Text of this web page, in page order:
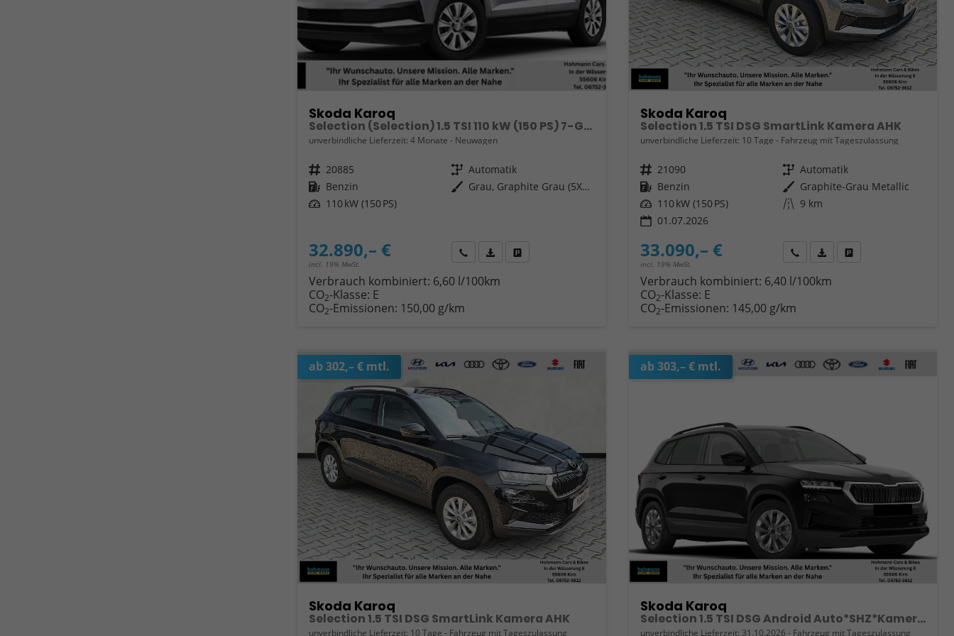
Skoda Karoq
Selection (Selection) 1.5 TSI 110 kW (150 PS) 7-Gang DSG
unverbindliche Lieferzeit:4 Monate Neuwagen
Fahrzeugnr. 20885 Getriebe Automatik
Kraftstoff Benzin Außenfarbe
Grau, Graphite Grau (5X5X)
Leistung 110 kW (150 PS)
32.890,– €
incl. 19% MwSt.
Wir rufen Sie anFahrzeugexposé (PDF)
Verbrauch kombiniert: 6,60 l/100km
CO2-Klasse: E
CO2-Emissionen: 150,00 g/km
Skoda Karoq
Selection 1.5 TSI DSG SmartLink Kamera AHK
unverbindliche Lieferzeit: 10 Tage Fahrzeug mit Tageszulassung
Fahrzeugnr. 21090 Getriebe Automatik
Kraftstoff Benzin Außenfarbe Graphite-Grau Metallic
Leistung 110 kW (150 PS) Kilometerstand 9 km
01.07.2026
33.090,– €
incl. 19% MwSt.
Wir rufen Sie an
Fahrzeugexposé (PDF)
Fahrzeug parken
Verbrauch kombiniert: 6,40 l/100km
CO2-Klasse: E
CO2-Emissionen: 145,00 g/km
ab 302,– € mtl.
Skoda Karoq
Selection 1.5 TSI DSG SmartLink Kamera AHK
unverbindliche Lieferzeit: 10 Tage Fahrzeug mit Tageszulassung
ab 303,– € mtl.
Skoda Karoq
Selection 1.5 TSI DSG Android Auto*SHZ*Kamera*Keyless*PDC v/h*Klimaauto*SUNSET*LED
unverbindliche Lieferzeit: 31.10.2026 Fahrzeug mit Tageszulassung